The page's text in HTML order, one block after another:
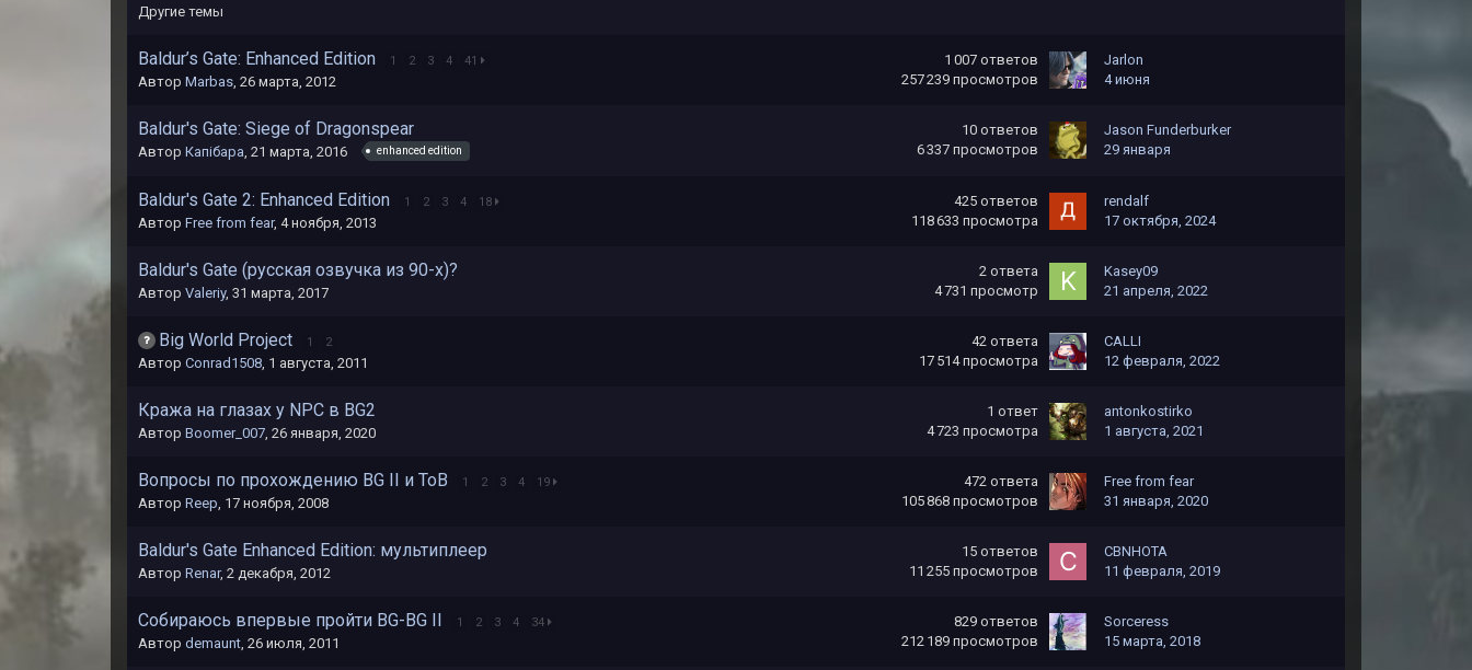
Другие темы
Baldur’s Gate: Enhanced Edition 1 2 3 4 41
Автор Marbas, 26 марта, 2012
1 007 ответов
257 239 просмотров
Jarlon
4 июня
Baldur's Gate: Siege of Dragonspear
Автор Капібара, 21 марта, 2016 enhanced edition
10 ответов
6 337 просмотров
Jason Funderburker
29 января
Baldur's Gate 2: Enhanced Edition 1 2 3 4 18
Автор Free from fear, 4 ноября, 2013
425 ответов
118 633 просмотра
rendalf
17 октября, 2024
Baldur's Gate (русская озвучка из 90-х)?
Автор Valeriy, 31 марта, 2017
2 ответа
4 731 просмотр
Kasey09
21 апреля, 2022
Big World Project 1 2
Автор Conrad1508, 1 августа, 2011
42 ответа
17 514 просмотра
CALLI
12 февраля, 2022
Кража на глазах у NPC в BG2
Автор Boomer_007, 26 января, 2020
1 ответ
4 723 просмотра
antonkostirko
1 августа, 2021
Вопросы по прохождению BG II и ToB 1 2 3 4 19
Автор Reep, 17 ноября, 2008
472 ответа
105 868 просмотров
Free from fear
31 января, 2020
Baldur's Gate Enhanced Edition: мультиплеер
Автор Renar, 2 декабря, 2012
15 ответов
11 255 просмотров
CBNHOTA
11 февраля, 2019
Собираюсь впервые пройти BG-BG II 1 2 3 4 34
Автор demaunt, 26 июля, 2011
829 ответов
212 189 просмотров
Sorceress
15 марта, 2018